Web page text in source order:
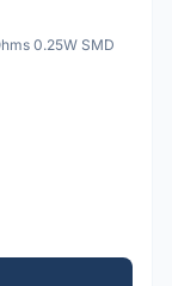
0.25W SMD